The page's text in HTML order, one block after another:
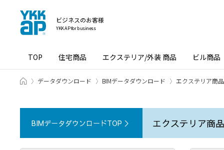
ビジネスのお客様
YKK AP for business
TOP 住宅商品 エクステリア/外装 商品 ビル商品
ホーム データダウンロード BIMデータダウンロード エクステリア商
BIMデータダウンロードTOP ＞ エクステリア商